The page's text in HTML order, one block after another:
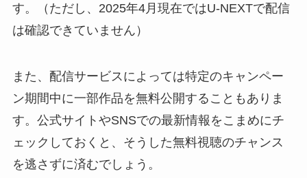
す。（ただし、2025年4月現在ではU-NEXTで配信
は確認できていません）
また、配信サービスによっては特定のキャンペー
ン期間中に一部作品を無料公開することもありま
す。公式サイトやSNSでの最新情報をこまめにチ
ェックしておくと、そうした無料視聴のチャンス
を逃さずに済むでしょう。